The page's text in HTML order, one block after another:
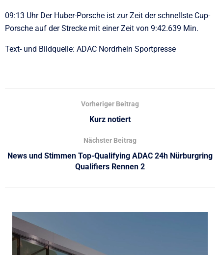
09:13 Uhr Der Huber-Porsche ist zur Zeit der schnellste Cup-
Porsche auf der Strecke mit einer Zeit von 9:42.639 Min.
Text- und Bildquelle: ADAC Nordrhein Sportpresse
Vorheriger Beitrag
Kurz notiert
Nächster Beitrag
News und Stimmen Top-Qualifying ADAC 24h Nürburgring
Qualifiers Rennen 2